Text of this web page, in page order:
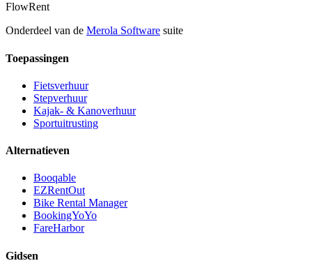
FlowRent
Onderdeel van de Merola Software suite
Toepassingen
Fietsverhuur
Stepverhuur
Kajak- & Kanoverhuur
Sportuitrusting
Alternatieven
Booqable
EZRentOut
Bike Rental Manager
BookingYoYo
FareHarbor
Gidsen